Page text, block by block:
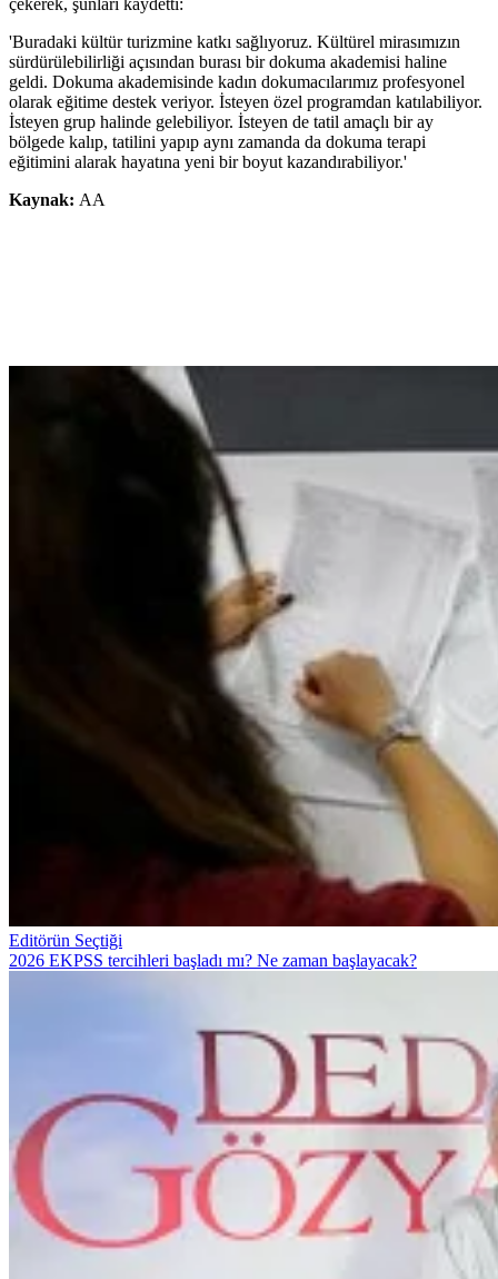
çekerek, şunları kaydetti:
'Buradaki kültür turizmine katkı sağlıyoruz. Kültürel mirasımızın
sürdürülebilirliği açısından burası bir dokuma akademisi haline
geldi. Dokuma akademisinde kadın dokumacılarımız profesyonel
olarak eğitime destek veriyor. İsteyen özel programdan katılabiliyor.
İsteyen grup halinde gelebiliyor. İsteyen de tatil amaçlı bir ay
bölgede kalıp, tatilini yapıp aynı zamanda da dokuma terapi
eğitimini alarak hayatına yeni bir boyut kazandırabiliyor.'
Kaynak: AA
Editörün Seçtiği
2026 EKPSS tercihleri başladı mı? Ne zaman başlayacak?